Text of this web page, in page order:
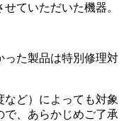
ていただいた機器。
た製品は特別修理対
ど）によっても対象
、あらかじめご了承